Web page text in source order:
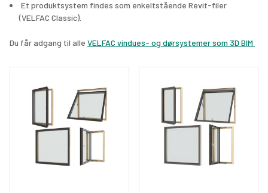
(VELFAC Classic).
Du får adgang til alle VELFAC vindues- og dørsystemer som 3D BIM
hvordan vores Revit Familier fungerer.